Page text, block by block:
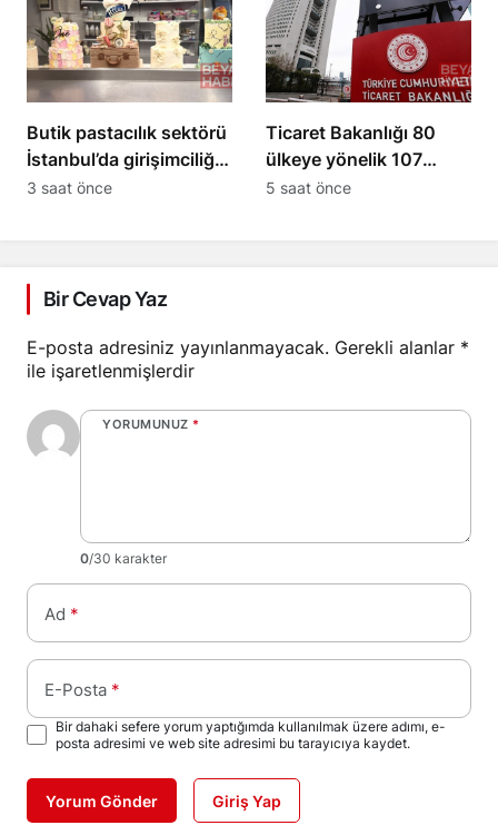
Butik pastacılık sektörü
İstanbul’da girişimciliği
artırıyor
3 saat önce
Ticaret Bakanlığı 80
ülkeye yönelik 107
sektörel pazar
5 saat önce
Bir Cevap Yaz
E-posta adresiniz yayınlanmayacak. Gerekli alanlar *
ile işaretlenmişlerdir
YORUMUNUZ *
0/30 karakter
Ad *
E-Posta *
Bir dahaki sefere yorum yaptığımda kullanılmak üzere adımı, e-
posta adresimi ve web site adresimi bu tarayıcıya kaydet.
Yorum Gönder Giriş Yap